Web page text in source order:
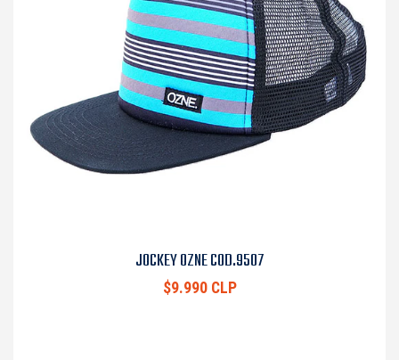
JOCKEY OZNE COD.9507
$9.990 CLP